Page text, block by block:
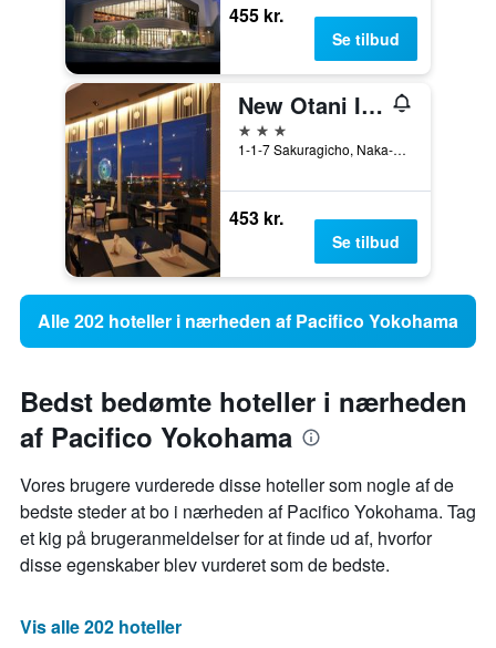
455 kr.
Se tilbud
New Otani Inn Yokohama Premium
3 stjerner
1-1-7 Sakuragicho, Naka-ku, Yokohama, Japan
453 kr.
Se tilbud
Alle 202 hoteller i nærheden af Pacifico Yokohama
Bedst bedømte hoteller i nærheden
af Pacifico Yokohama
Vores brugere vurderede disse hoteller som nogle af de
bedste steder at bo i nærheden af ​​Pacifico Yokohama. Tag
et kig på brugeranmeldelser for at finde ud af, hvorfor
disse egenskaber blev vurderet som de bedste.
Vis alle 202 hoteller